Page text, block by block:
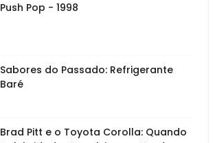
Push Pop - 1998
Sabores do Passado: Refrigerante
Baré
Brad Pitt e o Toyota Corolla: Quando